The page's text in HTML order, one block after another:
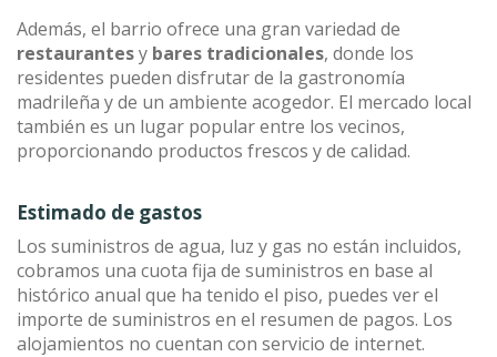
Además, el barrio ofrece una gran variedad de
restaurantesy bares tradicionales, donde los
residentes pueden disfrutar de la gastronomía
madrileña y de un ambiente acogedor. El mercado local
también es un lugar popular entre los vecinos,
proporcionando productos frescos y de calidad.
Estimado de gastos
Los suministros de agua, luz y gas no están incluidos,
cobramos una cuota fija de suministros en base al
histórico anual que ha tenido el piso, puedes ver el
importe de suministros en el resumen de pagos. Los
alojamientos no cuentan con servicio de internet.